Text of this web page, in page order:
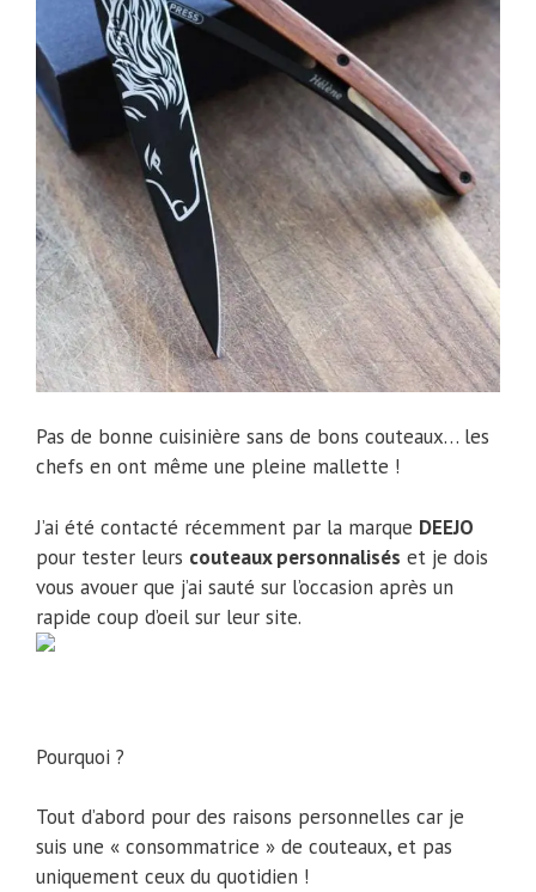
Pas de bonne cuisinière sans de bons couteaux… les
chefs en ont même une pleine mallette !
J’ai été contacté récemment par la marque DEEJO
pour tester leurs couteaux personnalisés et je dois
vous avouer que j’ai sauté sur l’occasion après un
rapide coup d’oeil sur leur site.
Pourquoi ?
Tout d’abord pour des raisons personnelles car je
suis une « consommatrice » de couteaux, et pas
uniquement ceux du quotidien !